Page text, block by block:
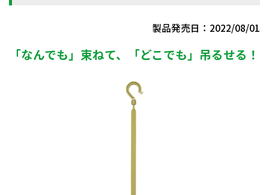
製品発売日：2022/08/01
「なんでも」束ねて、「どこでも」吊るせる！